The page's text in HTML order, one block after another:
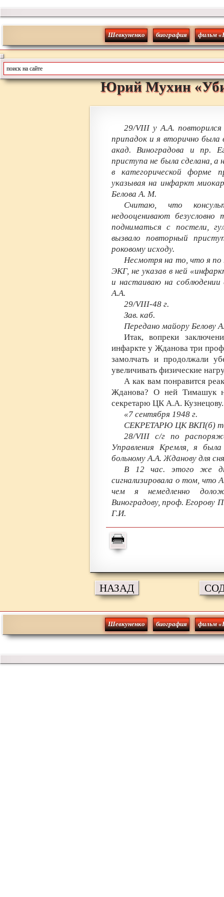
Шевкуненко биография фильм
Юрий Мухин«
29/VIII у А.А. повторился
припадок и я вторично
акад. Виноградова и пр.
приступа не была сделана, а
в категорической форме
указывая на инфаркт
Белова A. M.
Считаю, что
недооценивают
подниматься с постели,
вызвало повторный
роковому исходу.
Несмотря на то, что я по
ЭКГ, не указав в ней
и настаиваю на
А.А.
29/VIII-48 г.
Зав. каб.
Передано майору Белову
Итак, вопреки
инфаркте у Жданова три
замолчать и продолжали
увеличивать физические
А как вам понравится
Жданова? О ней Тимашук
секретарю ЦК А.А. Кузнецову.
«7 сентября 1948 г.
СЕКРЕТАРЮ ЦК ВКП(б)
28/VIII с/г по
Управления Кремля, я
больному А.А. Жданову для
В 12 час. этого же
сигнализировала о том, что
чем я немедленно
Виноградову, проф. Егорову
Г.И.
НАЗАД
Шевкуненко биография фильм